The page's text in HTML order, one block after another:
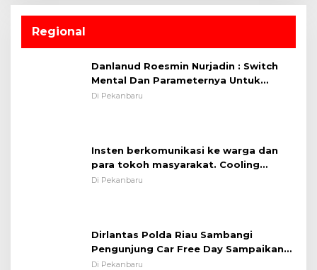
Regional
Danlanud Roesmin Nurjadin : Switch
Mental Dan Parameternya Untuk
Melaksanakan ✈
Di Pekanbaru
Insten berkomunikasi ke warga dan
para tokoh masyarakat. Cooling
System OMP LK ²024 Polsek Rumbai,
Di Pekanbaru
Dirlantas Polda Riau Sambangi
Pengunjung Car Free Day Sampaikan
Pesan Edukasi Kamtibmas &
Di Pekanbaru